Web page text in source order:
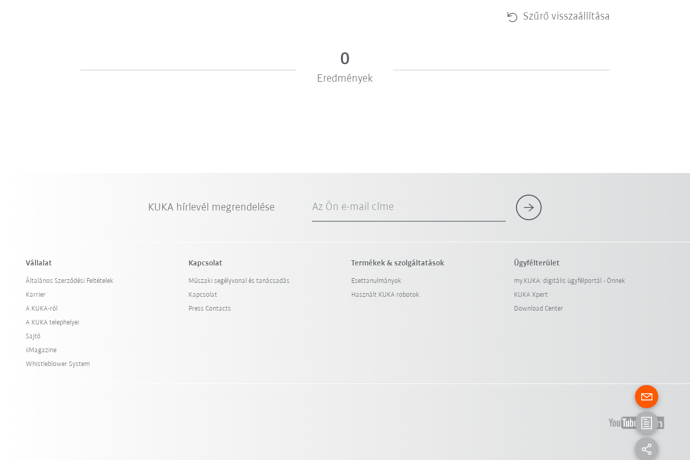
Szűrő visszaállítása
0
Eredmények
KUKA hírlevél megrendelése Az Ön e-mail címe
Vállalat
Általános Szerződési Feltételek
Karrier
A KUKA-ról
A KUKA telephelyei
Sajtó
iiMagazine
Whistleblower System
Kapcsolat
Műszaki segélyvonal és tanácsadás
Kapcsolat
Press Contacts
Termékek & szolgáltatások
Esettanulmányok
Használt KUKA robotok
Ügyfélterület
my.KUKA: digitális ügyfélportál - Önnek
KUKA Xpert
Download Center